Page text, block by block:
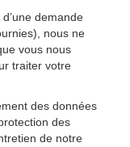
demande
nous ne
vous nous
traiter votre
des données
des
de notre